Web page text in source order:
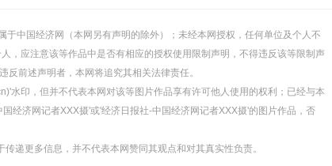
中国经济网（本网另有声明的除外）；未经本网授权，任何单位及个人不
，应注意该等作品中是否有相应的授权使用限制声明，不得违反该等限制声
前述声明者，本网将追究其相关法律责任。
水印，但并不代表本网对该等图片作品享有许可他人使用的权利；已经与本
经济网记者XXX摄'或'经济日报社-中国经济网记者XXX摄'的图片作品，否
递更多信息，并不代表本网赞同其观点和对其真实性负责。